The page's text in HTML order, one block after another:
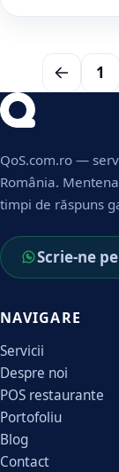
1
QoS.com.ro —
România.
timpi de răspuns
Scrie-ne
NAVIGARE
Servicii
Despre noi
POS restaurante
Portofoliu
Blog
Contact